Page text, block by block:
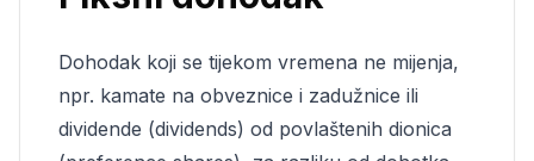
Dohodak koji se tijekom vremena ne mijenja,
npr. kamate na obveznice i zadužnice ili
dividende (dividends) od povlaštenih dionica